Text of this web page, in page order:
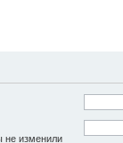
не изменили